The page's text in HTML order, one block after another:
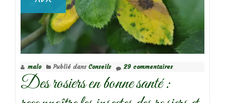
malo Publié dans Conseils 29 commentaires
Des rosiers en bonne santé :